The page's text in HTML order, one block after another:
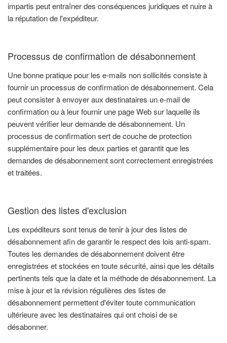
impartis peut entraîner des conséquences juridiques et nuire à
la réputation de l'expéditeur.
Processus de confirmation de désabonnement
Une bonne pratique pour les e-mails non sollicités consiste à
fournir un processus de confirmation de désabonnement. Cela
peut consister à envoyer aux destinataires un e-mail de
confirmation ou à leur fournir une page Web sur laquelle ils
peuvent vérifier leur demande de désabonnement. Un
processus de confirmation sert de couche de protection
supplémentaire pour les deux parties et garantit que les
demandes de désabonnement sont correctement enregistrées
et traitées.
Gestion des listes d'exclusion
Les expéditeurs sont tenus de tenir à jour des listes de
désabonnement afin de garantir le respect des lois anti-spam.
Toutes les demandes de désabonnement doivent être
enregistrées et stockées en toute sécurité, ainsi que les détails
pertinents tels que la date et la méthode de désabonnement. La
mise à jour et la révision régulières des listes de
désabonnement permettent d'éviter toute communication
ultérieure avec les destinataires qui ont choisi de se
désabonner.